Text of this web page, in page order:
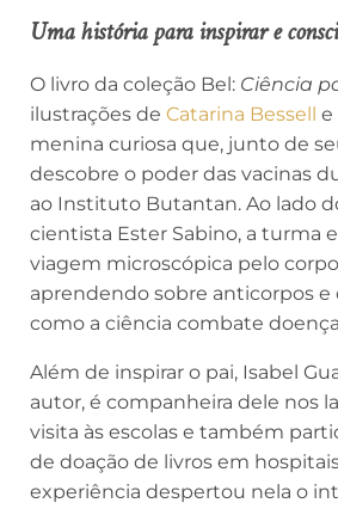
Uma história para inspirar e
O livro da coleção Bel: Ciência
ilustrações de Catarina Bessell e
menina curiosa que, junto de
descobre o poder das vacinas
ao Instituto Butantan. Ao lado
cientista Ester Sabino, a turma
viagem microscópica pelo
aprendendo sobre anticorpos e
como a ciência combate
Além de inspirar o pai, Isabel
autor, é companheira dele nos
visita às escolas e também
de doação de livros em
experiência despertou nela o